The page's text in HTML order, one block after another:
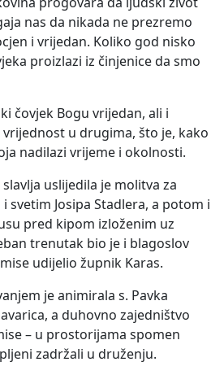
nas da nikada ne prezremo
i vrijedan. Koliko god nisko
proizlazi iz činjenice da smo
čovjek Bogu vrijedan, ali i
u drugima, što je, kako
nadilazi vrijeme i okolnosti.
uslijedila je molitva za
svetim Josipa Stadlera, a potom i
pred kipom izloženim uz
trenutak bio je i blagoslov
udijelio župnik Karas.
je animirala s. Pavka
a duhovno zajedništvo
– u prostorijama spomen
zadržali u druženju.